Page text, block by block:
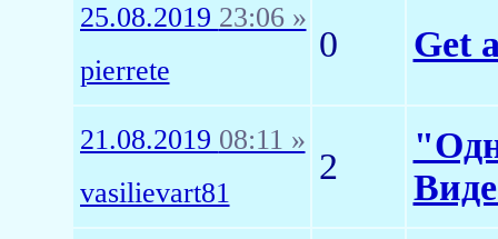
25.08.2019 23:06 »
pierrete
0 Get
21.08.2019 08:11 »
vasilievart81
2